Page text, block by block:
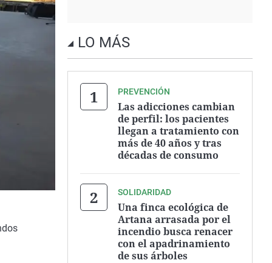
LO MÁS
PREVENCIÓN
Las adicciones cambian
de perfil: los pacientes
llegan a tratamiento con
más de 40 años y tras
décadas de consumo
SOLIDARIDAD
Una finca ecológica de
Artana arrasada por el
incendio busca renacer
con el apadrinamiento
de sus árboles